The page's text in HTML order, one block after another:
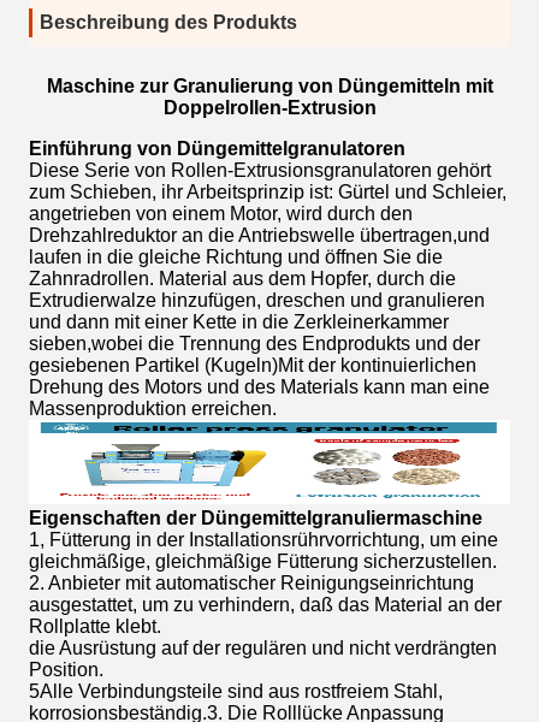
Beschreibung des Produkts
Maschine zur Granulierung von Düngemitteln mit
Doppelrollen-Extrusion
Einführung von Düngemittelgranulatoren
Diese Serie von Rollen-Extrusionsgranulatoren gehört
zum Schieben, ihr Arbeitsprinzip ist: Gürtel und Schleier,
angetrieben von einem Motor, wird durch den
Drehzahlreduktor an die Antriebswelle übertragen,und
laufen in die gleiche Richtung und öffnen Sie die
Zahnradrollen. Material aus dem Hopfer, durch die
Extrudierwalze hinzufügen, dreschen und granulieren
und dann mit einer Kette in die Zerkleinerkammer
sieben,wobei die Trennung des Endprodukts und der
gesiebenen Partikel (Kugeln)Mit der kontinuierlichen
Drehung des Motors und des Materials kann man eine
Massenproduktion erreichen.
Eigenschaften der Düngemittelgranuliermaschine
1, Fütterung in der Installationsrührvorrichtung, um eine
gleichmäßige, gleichmäßige Fütterung sicherzustellen.
2. Anbieter mit automatischer Reinigungseinrichtung
ausgestattet, um zu verhindern, daß das Material an der
Rollplatte klebt.
die Ausrüstung auf der regulären und nicht verdrängten
Position.
5Alle Verbindungsteile sind aus rostfreiem Stahl,
korrosionsbeständig.3. Die Rolllücke Anpassung